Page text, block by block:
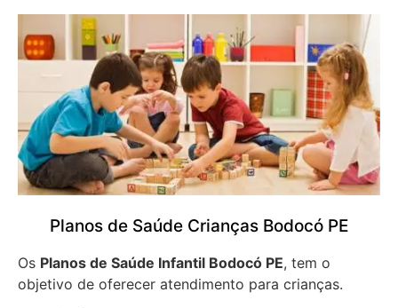
Planos de Saúde Crianças Bodocó PE
Os Planos de Saúde Infantil Bodocó PE, tem o
objetivo de oferecer atendimento para crianças.